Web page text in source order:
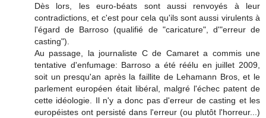
Dès lors, les euro-béats sont aussi renvoyés à leur
contradictions, et c'est pour cela qu'ils sont aussi virulents à
l'égard de Barroso (qualifié de "caricature", d'"erreur de
casting").
Au passage, la journaliste C de Camaret a commis une
tentative d'enfumage: Barroso a été réélu en juillet 2009,
soit un presqu'an après la faillite de Lehamann Bros, et le
parlement européen était libéral, malgré l'échec patent de
cette idéologie. Il n'y a donc pas d'erreur de casting et les
européistes ont persisté dans l'erreur (ou plutôt l'horreur...)